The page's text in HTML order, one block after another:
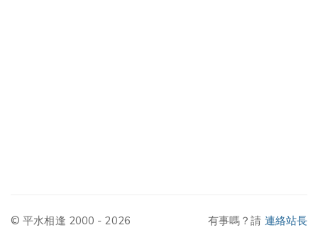
© 平水相逢 2000 - 2026 有事嗎？請 連絡站長